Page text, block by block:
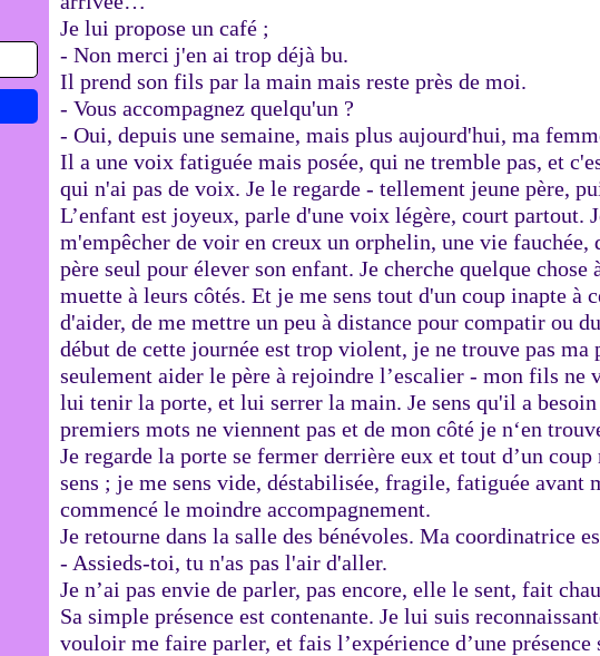
Je lui propose un café ;
- Non merci j'en ai trop déjà bu.
Il prend son fils par la main mais reste près de moi.
- Vous accompagnez quelqu'un ?
- Oui, depuis une semaine, mais plus aujourd'hui, ma
Il a une voix fatiguée mais posée, qui ne tremble pas, et
qui n'ai pas de voix. Je le regarde - tellement jeune père,
L’enfant est joyeux, parle d'une voix légère, court partout.
m'empêcher de voir en creux un orphelin, une vie fauchée,
père seul pour élever son enfant. Je cherche quelque chose
muette à leurs côtés. Et je me sens tout d'un coup inapte à
d'aider, de me mettre un peu à distance pour compatir ou
début de cette journée est trop violent, je ne trouve pas ma
seulement aider le père à rejoindre l’escalier - mon fils ne
lui tenir la porte, et lui serrer la main. Je sens qu'il a
premiers mots ne viennent pas et de mon côté je n‘en
Je regarde la porte se fermer derrière eux et tout d’un coup
sens ; je me sens vide, déstabilisée, fragile, fatiguée avant
commencé le moindre accompagnement.
Je retourne dans la salle des bénévoles. Ma coordinatrice
- Assieds-toi, tu n'as pas l'air d'aller.
Je n’ai pas envie de parler, pas encore, elle le sent, fait
Sa simple présence est contenante. Je lui suis
vouloir me faire parler, et fais l’expérience d’une